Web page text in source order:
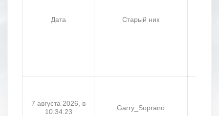
Дата Старый ник
7 августа 2026, в
10:34:23
Garry_Soprano